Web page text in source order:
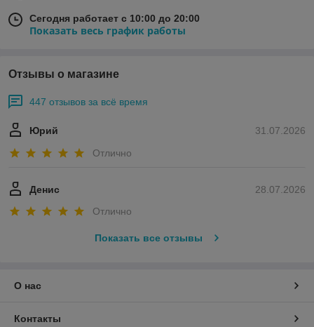
Сегодня работает с 10:00 до 20:00
Показать весь график работы
Отзывы о магазине
447 отзывов за всё время
31.07.2026
Юрий
Отлично
28.07.2026
Денис
Отлично
Показать все отзывы
О нас
Контакты